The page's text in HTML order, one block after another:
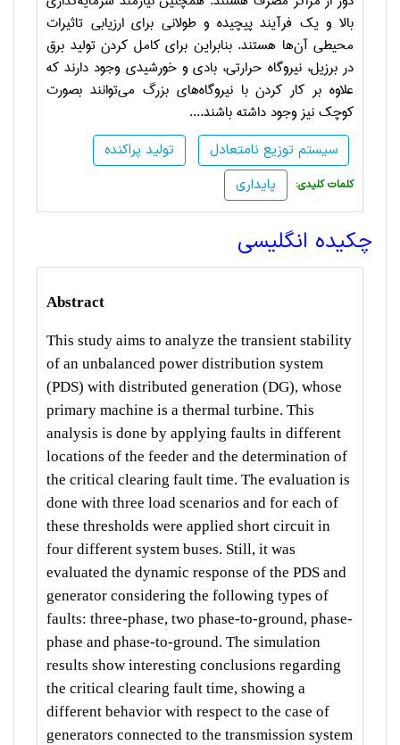
بالا و یک فرآیند پیچیده و طولانی برای ارزیابی تاثیرات
محیطی آن‌ها هستند. بنابراین برای کامل کردن تولید برق
در برزیل، نیروگاه حرارتی، بادی و خورشیدی وجود دارند که
علاوه بر کار کردن با نیروگاه‌های بزرگ می‌توانند بصورت
کوچک نیز وجود داشته باشند....
تولید پراکنده
سیستم توزیع نامتعادل
پایداری
:کلمات کلیدی
چکیده انگلیسی
Abstract
This study aims to analyze the transient stability
of an unbalanced power distribution system
(PDS) with distributed generation (DG), whose
primary machine is a thermal turbine. This
analysis is done by applying faults in different
locations of the feeder and the determination of
the critical clearing fault time. The evaluation is
done with three load scenarios and for each of
these thresholds were applied short circuit in
four different system buses. Still, it was
evaluated the dynamic response of the PDS and
generator considering the following types of
faults: three-phase, two phase-to-ground, phase-
phase and phase-to-ground. The simulation
results show interesting conclusions regarding
the critical clearing fault time, showing a
different behavior with respect to the case of
generators connected to the transmission system